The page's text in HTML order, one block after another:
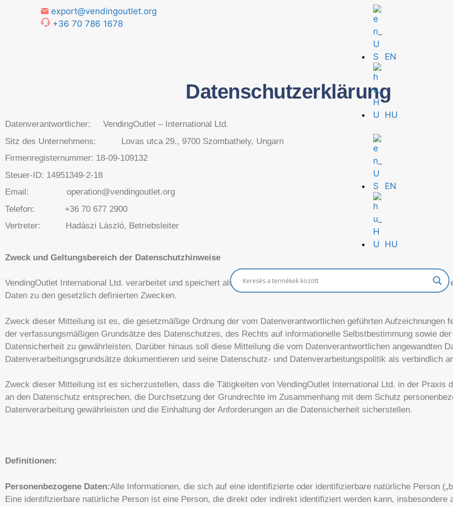
export@vendingoutlet.org
+36 70 786 1678
EN
HU
EN
HU
Datenschutzerklärung
Datenverantwortlicher: VendingOutlet – International Ltd.
Sitz des Unternehmens: Lovas utca 29., 9700 Szombathely, Ungarn
Firmenregisternummer: 18-09-109132
Steuer-ID: 14951349-2-18
Email: operation@vendingoutlet.org
Telefon: +36 70 677 2900
Vertreter: Hadászi László, Betriebsleiter
Zweck und Geltungsbereich der Datenschutzhinweise
VendingOutlet International Ltd. verarbeitet und speichert als Datenverantwortlicher die im Rahmen seiner Tätigkeiten
Daten zu den gesetzlich definierten Zwecken.
Zweck dieser Mitteilung ist es, die gesetzmäßige Ordnung der vom Datenverantwortlichen geführten Aufzeichnungen
der verfassungsmäßigen Grundsätze des Datenschutzes, des Rechts auf informationelle Selbstbestimmung sowie
Datensicherheit zu gewährleisten. Darüber hinaus soll diese Mitteilung die vom Datenverantwortlichen angewandten
Datenverarbeitungsgrundsätze dokumentieren und seine Datenschutz- und Datenverarbeitungspolitik als verbindlich
Zweck dieser Mitteilung ist es sicherzustellen, dass die Tätigkeiten von VendingOutlet International Ltd. in der Praxis
an den Datenschutz entsprechen, die Durchsetzung der Grundrechte im Zusammenhang mit dem Schutz
Datenverarbeitung gewährleisten und die Einhaltung der Anforderungen an die Datensicherheit sicherstellen.
Definitionen:
Personenbezogene Daten:Alle Informationen, die sich auf eine identifizierte oder identifizierbare natürliche Person
Eine identifizierbare natürliche Person ist eine Person, die direkt oder indirekt identifiziert werden kann, insbesondere